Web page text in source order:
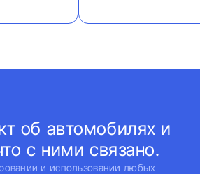
об автомобилях и
с ними связано.
и использовании любых